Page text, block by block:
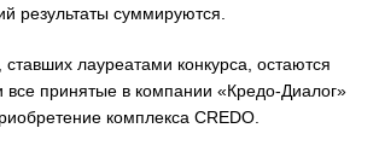
результаты суммируются.
ставших лауреатами конкурса, остаются
все принятые в компании «Кредо-Диалог»
комплекса CREDO.